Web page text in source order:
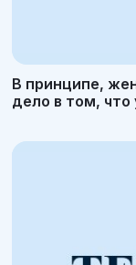
В принципе,
дело в том,